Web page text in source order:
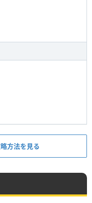
方法を見る